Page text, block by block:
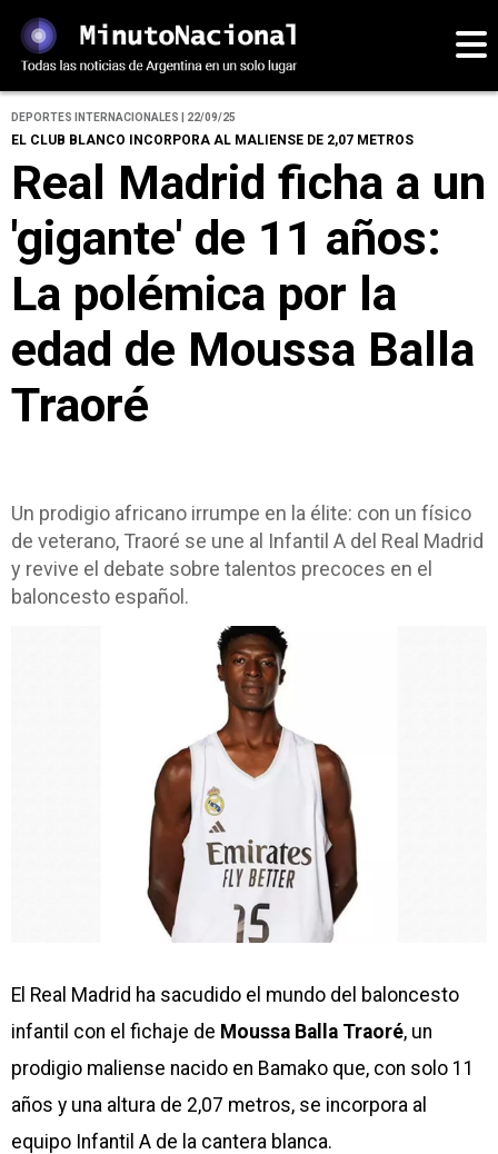
DEPORTES INTERNACIONALES | 22/09/25
EL CLUB BLANCO INCORPORA AL MALIENSE DE 2,07 METROS
Real Madrid ficha a un
'gigante' de 11 años:
La polémica por la
edad de Moussa Balla
Traoré
Un prodigio africano irrumpe en la élite: con un físico
de veterano, Traoré se une al Infantil A del Real Madrid
y revive el debate sobre talentos precoces en el
baloncesto español.
El Real Madrid ha sacudido el mundo del baloncesto
infantil con el fichaje de Moussa Balla Traoré, un
prodigio maliense nacido en Bamako que, con solo 11
años y una altura de 2,07 metros, se incorpora al
equipo Infantil A de la cantera blanca.